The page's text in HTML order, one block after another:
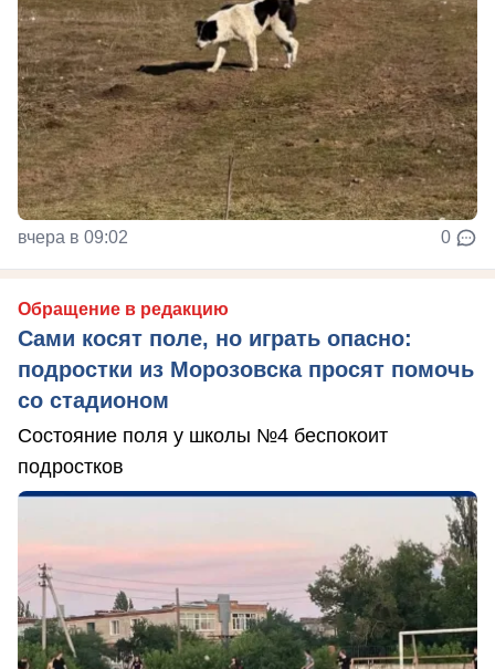
вчера в 09:02 0
Обращение в редакцию
Сами косят поле, но играть опасно:
подростки из Морозовска просят помочь
со стадионом
Состояние поля у школы №4 беспокоит
подростков